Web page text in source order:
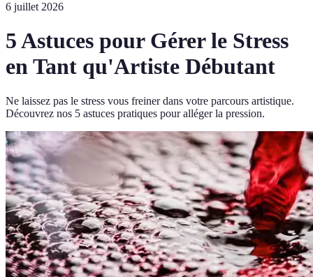
6 juillet 2026
5 Astuces pour Gérer le Stress
en Tant qu'Artiste Débutant
Ne laissez pas le stress vous freiner dans votre parcours artistique.
Découvrez nos 5 astuces pratiques pour alléger la pression.